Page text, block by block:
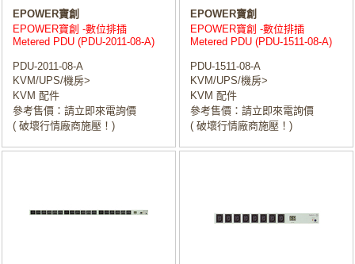
EPOWER寶創
EPOWER寶創 -數位排插
Metered PDU (PDU-2011-08-A)
PDU-2011-08-A
KVM/UPS/機房>
KVM 配件
參考售價：請立即來電詢價
( 破壞行情廠商施壓！)
EPOWER寶創
EPOWER寶創 -數位排插
Metered PDU (PDU-1511-08-A)
PDU-1511-08-A
KVM/UPS/機房>
KVM 配件
參考售價：請立即來電詢價
( 破壞行情廠商施壓！)